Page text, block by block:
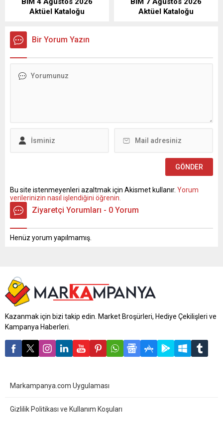
Aktüel Kataloğu
Aktüel Kataloğu
Bir Yorum Yazın
Bu site istenmeyenleri azaltmak için Akismet kullanır. Yorum
verilerinizin nasıl işlendiğini öğrenin.
Ziyaretçi Yorumları - 0 Yorum
Henüz yorum yapılmamış.
Kazanmak için bizi takip edin. Market Broşürleri, Hediye Çekilişleri ve
Kampanya Haberleri.
Markampanya.com Uygulaması
Gizlilik Politikası ve Kullanım Koşuları